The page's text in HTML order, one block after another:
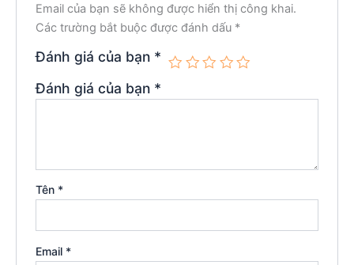
Email của bạn sẽ không được hiển thị công khai.
Các trường bắt buộc được đánh dấu *
Đánh giá của bạn *
Đánh giá của bạn *
Tên *
Email *